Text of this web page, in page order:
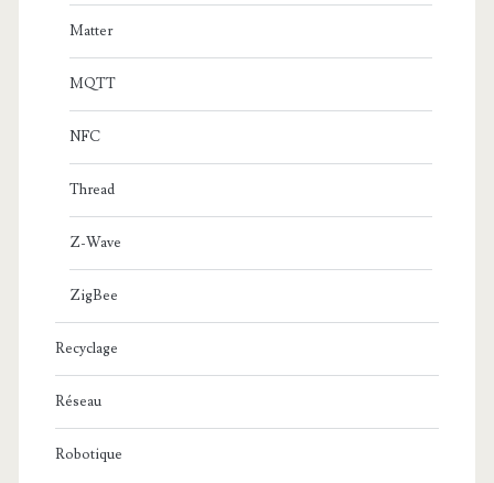
Matter
MQTT
NFC
Thread
Z-Wave
ZigBee
Recyclage
Réseau
Robotique